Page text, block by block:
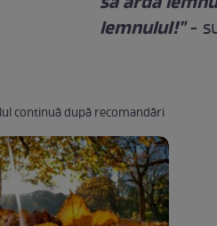
lemnuluI!"-
continuă după recomandări